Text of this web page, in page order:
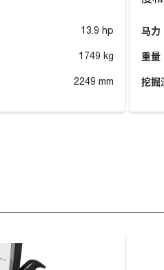
13.9 hp
1749 kg
2249 mm
马力
重量
挖掘